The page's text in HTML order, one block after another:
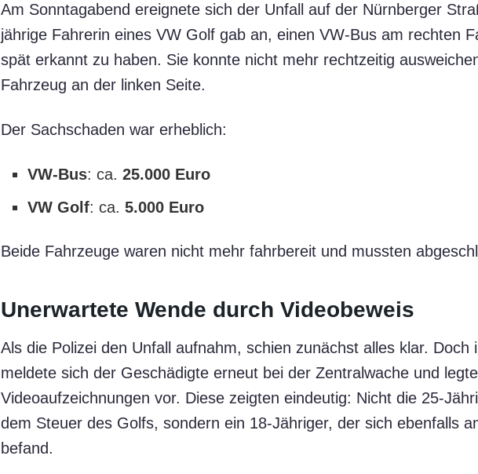
Am Sonntagabend ereignete sich der Unfall auf der Nürnberger
jährige Fahrerin eines VW Golf gab an, einen VW-Bus am rechten
spät erkannt zu haben. Sie konnte nicht mehr rechtzeitig
Fahrzeug an der linken Seite.
Der Sachschaden war erheblich:
VW-Bus: ca.25.000 Euro
VW Golf: ca.5.000 Euro
Beide Fahrzeuge waren nicht mehr fahrbereit und mussten
Unerwartete Wende durch Videobeweis
Als die Polizei den Unfall aufnahm, schien zunächst alles klar. Doch
meldete sich der Geschädigte erneut bei der Zentralwache und legte
Videoaufzeichnungen vor. Diese zeigten eindeutig: Nicht die 25-
dem Steuer des Golfs, sondern ein 18-Jähriger, der sich ebenfalls
befand.